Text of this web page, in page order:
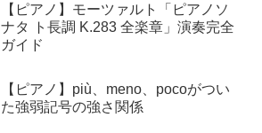
【ピアノ】モーツァルト「ピアノソ
ナタ ト長調 K.283 全楽章」演奏完全
ガイド
【ピアノ】più、meno、pocoがつい
た強弱記号の強さ関係